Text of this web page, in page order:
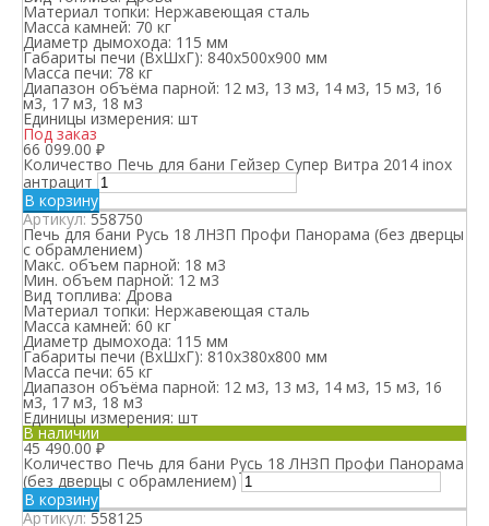
Материал топки: Нержавеющая сталь
Масса камней: 70 кг
Диаметр дымохода: 115 мм
Габариты печи (ВхШхГ): 840х500х900 мм
Масса печи: 78 кг
Диапазон объёма парной: 12 м3, 13 м3, 14 м3, 15 м3, 16
м3, 17 м3, 18 м3
Единицы измерения: шт
Под заказ
66 099.00 ₽
Количество Печь для бани Гейзер Супер Витра 2014 inox
антрацит
В корзину
Артикул:558750
Печь для бани Русь 18 ЛНЗП Профи Панорама (без дверцы
с обрамлением)
Макс. объем парной: 18 м3
Мин. объем парной: 12 м3
Вид топлива: Дрова
Материал топки: Нержавеющая сталь
Масса камней: 60 кг
Диаметр дымохода: 115 мм
Габариты печи (ВхШхГ): 810х380х800 мм
Масса печи: 65 кг
Диапазон объёма парной: 12 м3, 13 м3, 14 м3, 15 м3, 16
м3, 17 м3, 18 м3
Единицы измерения: шт
В наличии
45 490.00₽
Количество Печь для бани Русь 18 ЛНЗП Профи Панорама
(без дверцы с обрамлением)
В корзину
Артикул:558125